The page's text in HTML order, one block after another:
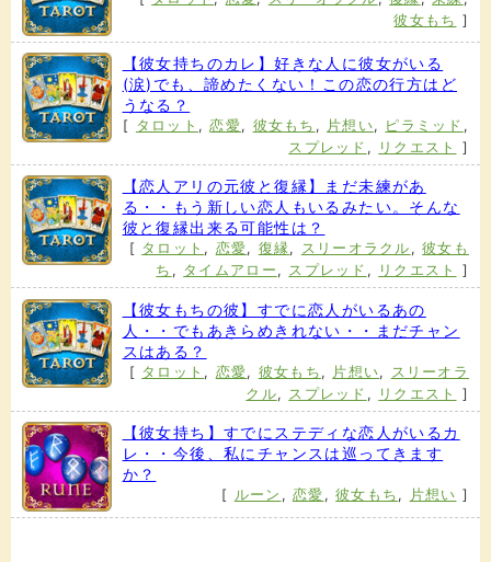
彼女もち ]
【彼女持ちのカレ】好きな人に彼女がいる
(涙)でも、諦めたくない！この恋の行方はど
うなる？
[ タロット ,恋愛, 彼女もち , 片想い, ピラミッド ,
スプレッド , リクエスト ]
【恋人アリの元彼と復縁】まだ未練があ
る・・もう新しい恋人もいるみたい。そんな
彼と復縁出来る可能性は？
[ タロット , 恋愛, 復縁, スリーオラクル ,彼女も
ち , タイムアロー , スプレッド , リクエスト ]
【彼女もちの彼】すでに恋人がいるあの
人・・でもあきらめきれない・・まだチャン
スはある？
[ タロット , 恋愛, 彼女もち , 片想い,
スリーオラ
クル, スプレッド , リクエスト ]
【彼女持ち】すでにステディな恋人がいるカ
レ・・今後、私にチャンスは巡ってきます
か？
[ ルーン ,恋愛 ,彼女もち , 片想い ]